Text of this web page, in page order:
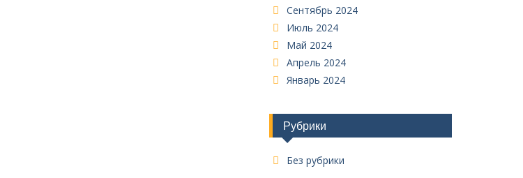
Сентябрь 2024
Июль 2024
Май 2024
Апрель 2024
Январь 2024
Рубрики
Без рубрики